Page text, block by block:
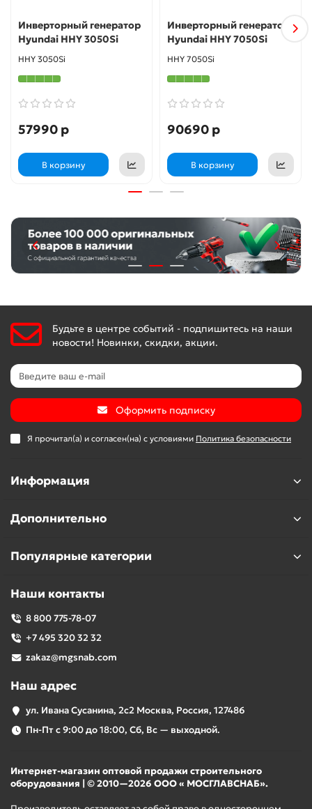
Инверторный генератор
Hyundai HHY 3050Si
HHY 3050Si
57990 р
В корзину
Инверторный генератор
Hyundai HHY 7050Si
HHY 7050Si
90690 р
В корзину
Будьте в центре событий - подпишитесь на наши
новости! Новинки, скидки, акции.
Оформить подписку
Я прочитал(а) и согласен(на) с условиями Политика безопасности
Информация
Дополнительно
Популярные категории
Наши контакты
8 800 775-78-07
+7 495 320 32 32
zakaz@mgsnab.com
Наш адрес
ул. Ивана Сусанина, 2с2 Москва, Россия, 127486
Пн-Пт с 9:00 до 18:00, Сб, Вс — выходной.
Интернет-магазин оптовой продажи строительного
оборудования | © 2010—2026 ООО « МОСГЛАВСНАБ».